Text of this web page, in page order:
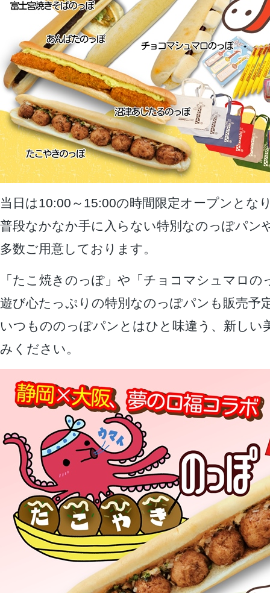
当日は10:00～15:00の時間限定オープンとな
普段なかなか手に入らない特別なのっぽパン
多数ご用意しております。
「たこ焼きのっぽ」や「チョコマシュマロの
遊び心たっぷりの特別なのっぽパンも販売予
いつもののっぽパンとはひと味違う、新しい
みください。